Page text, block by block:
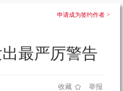
申请成为签约作者 >
最严厉警告
收藏 举报